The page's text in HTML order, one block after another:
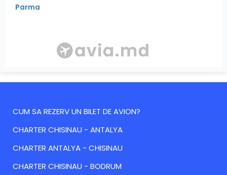
Parma
CUM SA REZERV UN BILET DE AVION?
CHARTER CHISINAU - ANTALYA
CHARTER ANTALYA - CHISINAU
CHARTER CHISINAU - BODRUM